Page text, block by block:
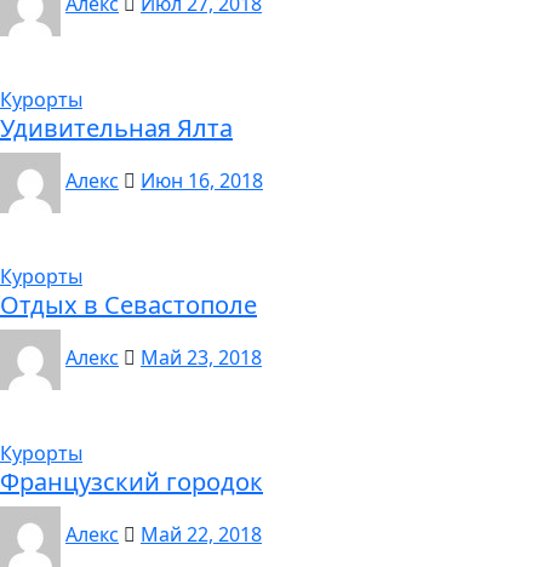
Курорты
Удивительная Ялта
Алекс Июн 16, 2018
Курорты
Отдых в Севастополе
Алекс Май 23, 2018
Курорты
Французский городок
Алекс
Май 22, 2018